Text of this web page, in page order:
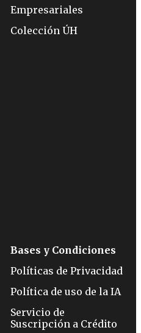
Empresariales
Colección ÚH
Bases y Condiciones
Políticas de Privacidad
Política de uso de la IA
Servicio de
Suscripción a Crédito